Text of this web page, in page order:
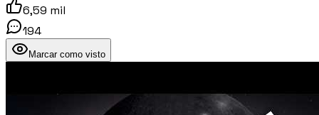
6,59 mil
194
Marcar como visto